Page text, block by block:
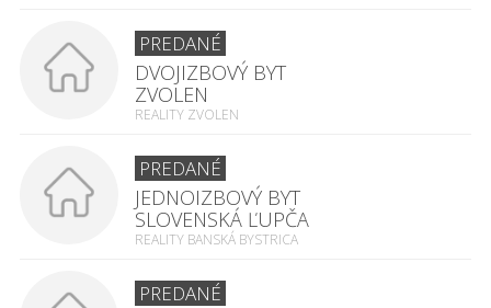
PREDANÉ
DVOJIZBOVÝ BYT
ZVOLEN
REALITY ZVOLEN
PREDANÉ
JEDNOIZBOVÝ BYT
SLOVENSKÁ ĽUPČA
REALITY BANSKÁ BYSTRICA
PREDANÉ